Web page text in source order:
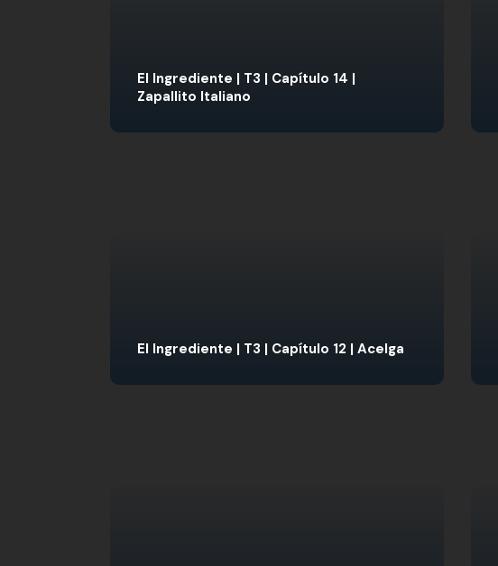
El Ingrediente | T3 | Capítulo 14 |
Zapallito Italiano
El Ingrediente | T3 | Capítulo 12 | Acelga